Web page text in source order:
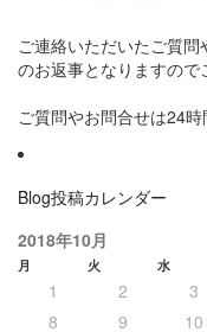
ご連絡いただいたご質
のお返事となりますので
ご質問やお問合せは24時
Blog投稿カレンダー
2018年10月
月 火 水
1 2 3
8
9 10